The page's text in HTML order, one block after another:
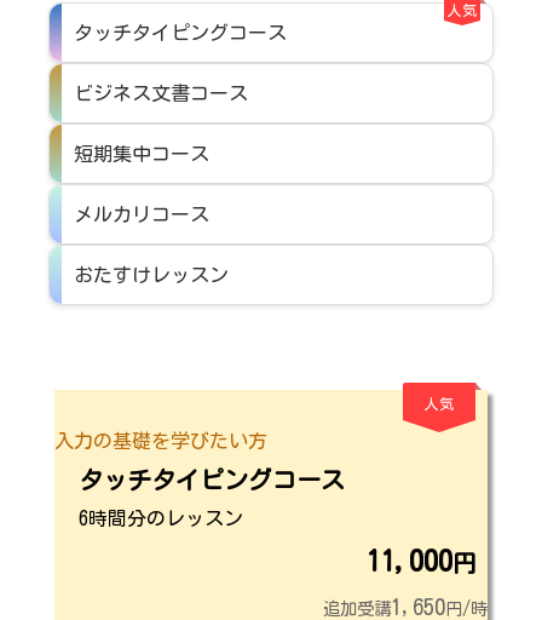
タッチタイピングコース
人気
ビジネス文書コース
短期集中コース
メルカリコース
おたすけレッスン
人気
入力の基礎を学びたい方
タッチタイピングコース
6時間分のレッスン
11,000 円
追加受講1,650円/時